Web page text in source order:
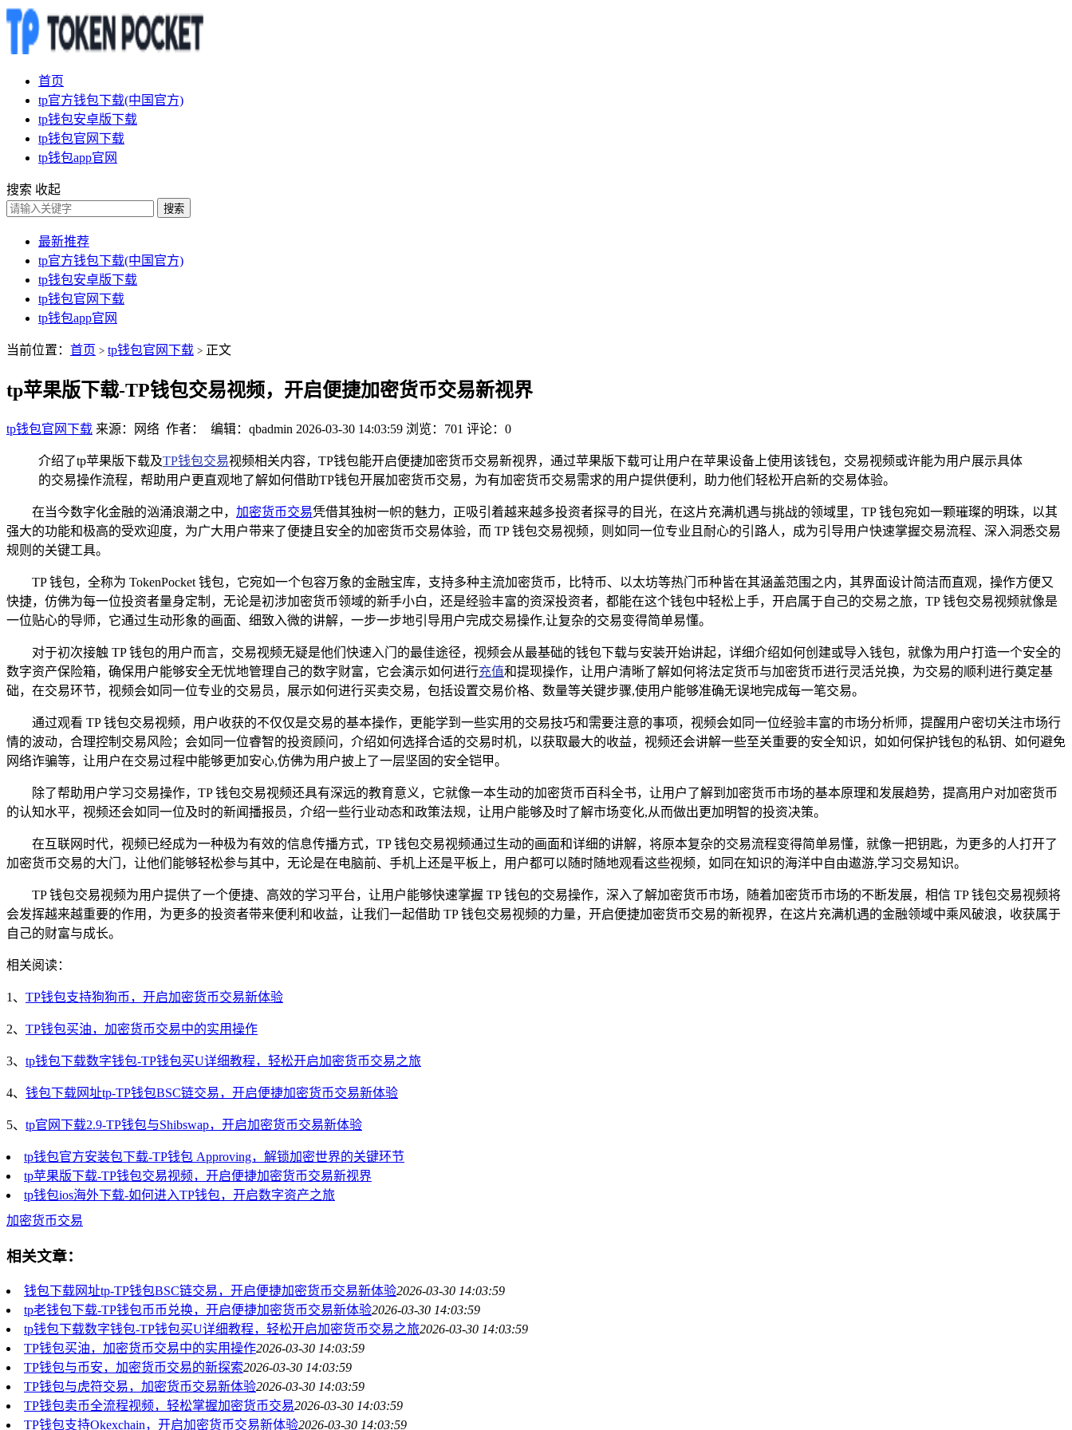
首页
tp官方钱包下载(中国官方)
tp钱包安卓版下载
tp钱包官网下载
tp钱包app官网
搜索 收起
搜索
最新推荐
tp官方钱包下载(中国官方)
tp钱包安卓版下载
tp钱包官网下载
tp钱包app官网
当前位置： 首页 > tp钱包官网下载 > 正文
tp苹果版下载-TP钱包交易视频，开启便捷加密货币交易新视界
tp钱包官网下载 来源：网络 作者： 编辑：qbadmin 2026-03-30 14:03:59 浏览：701 评论：0
介绍了tp苹果版下载及TP钱包交易视频相关内容，TP钱包能开启便捷加密货币交易新视界，通过苹果版下载可让用户在苹果设备上使用该钱包，交易视频或许能为用户展示具体
的交易操作流程，帮助用户更直观地了解如何借助TP钱包开展加密货币交易，为有加密货币交易需求的用户提供便利，助力他们轻松开启新的交易体验。
在当今数字化金融的汹涌浪潮之中， 加密货币交易凭借其独树一帜的魅力，正吸引着越来越多投资者探寻的目光，在这片充满机遇与挑战的领域里，TP 钱包宛如一颗璀璨的明珠，以其
强大的功能和极高的受欢迎度，为广大用户带来了便捷且安全的加密货币交易体验，而 TP 钱包交易视频，则如同一位专业且耐心的引路人，成为引导用户快速掌握交易流程、深入洞悉交易
规则的关键工具。
TP 钱包，全称为 TokenPocket 钱包，它宛如一个包容万象的金融宝库，支持多种主流加密货币，比特币、以太坊等热门币种皆在其涵盖范围之内，其界面设计简洁而直观，操作方便又
快捷，仿佛为每一位投资者量身定制，无论是初涉加密货币领域的新手小白，还是经验丰富的资深投资者，都能在这个钱包中轻松上手，开启属于自己的交易之旅，TP 钱包交易视频就像是
一位贴心的导师，它通过生动形象的画面、细致入微的讲解，一步一步地引导用户完成交易操作,让复杂的交易变得简单易懂。
对于初次接触 TP 钱包的用户而言，交易视频无疑是他们快速入门的最佳途径，视频会从最基础的钱包下载与安装开始讲起，详细介绍如何创建或导入钱包，就像为用户打造一个安全的
数字资产保险箱，确保用户能够安全无忧地管理自己的数字财富，它会演示如何进行充值和提现操作，让用户清晰了解如何将法定货币与加密货币进行灵活兑换，为交易的顺利进行奠定基
础，在交易环节，视频会如同一位专业的交易员，展示如何进行买卖交易，包括设置交易价格、数量等关键步骤,使用户能够准确无误地完成每一笔交易。
通过观看 TP 钱包交易视频，用户收获的不仅仅是交易的基本操作，更能学到一些实用的交易技巧和需要注意的事项，视频会如同一位经验丰富的市场分析师，提醒用户密切关注市场行
情的波动，合理控制交易风险；会如同一位睿智的投资顾问，介绍如何选择合适的交易时机，以获取最大的收益，视频还会讲解一些至关重要的安全知识，如如何保护钱包的私钥、如何避免
网络诈骗等，让用户在交易过程中能够更加安心,仿佛为用户披上了一层坚固的安全铠甲。
除了帮助用户学习交易操作，TP 钱包交易视频还具有深远的教育意义，它就像一本生动的加密货币百科全书，让用户了解到加密货币市场的基本原理和发展趋势，提高用户对加密货币
的认知水平，视频还会如同一位及时的新闻播报员，介绍一些行业动态和政策法规，让用户能够及时了解市场变化,从而做出更加明智的投资决策。
在互联网时代，视频已经成为一种极为有效的信息传播方式，TP 钱包交易视频通过生动的画面和详细的讲解，将原本复杂的交易流程变得简单易懂，就像一把钥匙，为更多的人打开了
加密货币交易的大门，让他们能够轻松参与其中，无论是在电脑前、手机上还是平板上，用户都可以随时随地观看这些视频，如同在知识的海洋中自由遨游,学习交易知识。
TP 钱包交易视频为用户提供了一个便捷、高效的学习平台，让用户能够快速掌握 TP 钱包的交易操作，深入了解加密货币市场，随着加密货币市场的不断发展，相信 TP 钱包交易视频将
会发挥越来越重要的作用，为更多的投资者带来便利和收益，让我们一起借助 TP 钱包交易视频的力量，开启便捷加密货币交易的新视界，在这片充满机遇的金融领域中乘风破浪，收获属于
自己的财富与成长。
相关阅读：
1、 TP钱包支持狗狗币，开启加密货币交易新体验
2、 TP钱包买油，加密货币交易中的实用操作
3、 tp钱包下载数字钱包-TP钱包买U详细教程，轻松开启加密货币交易之旅
4、 钱包下载网址tp-TP钱包BSC链交易，开启便捷加密货币交易新体验
5、 tp官网下载2.9-TP钱包与Shibswap，开启加密货币交易新体验
tp钱包官方安装包下载-TP钱包 Approving，解锁加密世界的关键环节
tp苹果版下载-TP钱包交易视频，开启便捷加密货币交易新视界
tp钱包ios海外下载-如何进入TP钱包，开启数字资产之旅
加密货币交易
相关文章：
钱包下载网址tp-TP钱包BSC链交易，开启便捷加密货币交易新体验2026-03-30 14:03:59
tp老钱包下载-TP钱包币币兑换，开启便捷加密货币交易新体验2026-03-30 14:03:59
tp钱包下载数字钱包-TP钱包买U详细教程，轻松开启加密货币交易之旅2026-03-30 14:03:59
TP钱包买油，加密货币交易中的实用操作2026-03-30 14:03:59
TP钱包与币安，加密货币交易的新探索2026-03-30 14:03:59
TP钱包与虎符交易，加密货币交易新体验2026-03-30 14:03:59
TP钱包卖币全流程视频，轻松掌握加密货币交易2026-03-30 14:03:59
TP钱包支持Okexchain，开启加密货币交易新体验2026-03-30 14:03:59